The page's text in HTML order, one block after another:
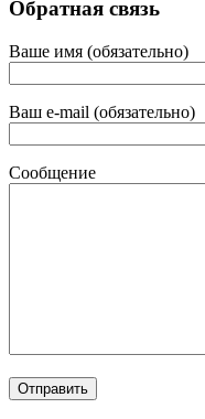
Обратная связь
Ваше имя (обязательно)
Ваш e-mail (обязательно)
Сообщение